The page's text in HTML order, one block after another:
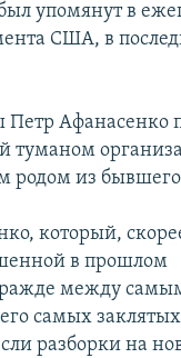
упомянут в
США, в
Петр Афанасенко
туманом
родом из
который,
в прошлом
между
самых заклятых
разборки на